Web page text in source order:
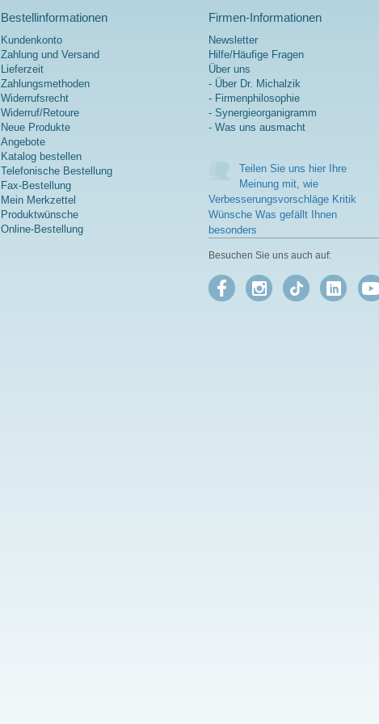
und Phosphatidylcholin.
mehr Informationen zu
Bestellinformationen
Kundenkonto
Zahlung und Versand
Lieferzeit
Zahlungsmethoden
Widerrufsrecht
Widerruf/Retoure
Neue Produkte
Angebote
Katalog bestellen
Telefonische Bestellung
Fax-Bestellung
Mein Merkzettel
Produktwünsche
Online-Bestellung
Firmen-Informationen
Newsletter
Hilfe/Häufige Fragen
Über uns
- Über Dr. Michalzik
- Firmenphilosophie
- Synergieorganigramm
- Was uns ausmacht
Teilen Sie uns hier Ihre
Meinung mit, wie
Verbesserungsvorschläge Kritik
Wünsche Was gefällt Ihnen
besonders
Besuchen Sie uns auch auf: